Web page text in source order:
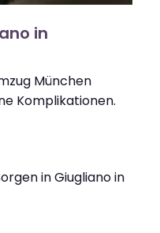
in
München
Komplikationen.
in Giugliano in